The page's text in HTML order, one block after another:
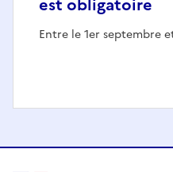
Entre le 1er septembre